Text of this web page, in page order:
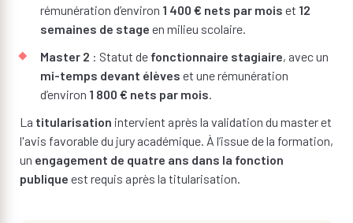
rémunération d’environ 1 400 € nets par mois et 12
semaines de stage en milieu scolaire.
Master 2 : Statut de fonctionnaire stagiaire, avec un
mi-temps devant élèves et une rémunération
d’environ 1 800 € nets par mois.
La titularisation intervient après la validation du master et
l'avis favorable du jury académique. À l’issue de la formation,
un engagement de quatre ans dans la fonction
publique est requis après la titularisation.